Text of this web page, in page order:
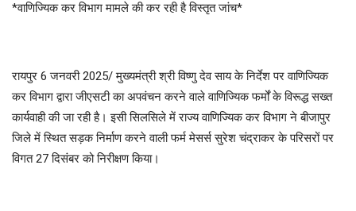
*वाणिज्यिक कर विभाग मामले की कर रही है विस्तृत जांच*
रायपुर 6 जनवरी 2025/ मुख्यमंत्री श्री विष्णु देव साय के निर्देश पर वाणिज्यिक
कर विभाग द्वारा जीएसटी का अपवंचन करने वाले वाणिज्यिक फर्मों के विरूद्ध सख्त
कार्यवाही की जा रही है। इसी सिलसिले में राज्य वाणिज्यिक कर विभाग ने बीजापुर
जिले में स्थित सड़क निर्माण करने वाली फर्म मेसर्स सुरेश चंद्राकर के परिसरों पर
विगत 27 दिसंबर को निरीक्षण किया।